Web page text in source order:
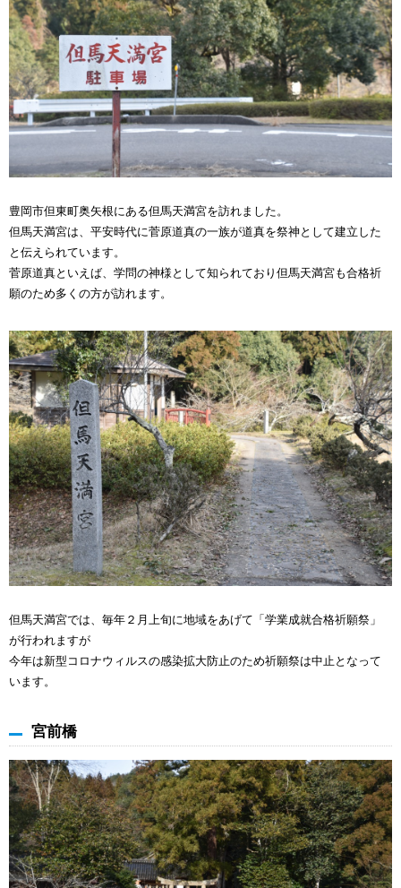
豊岡市但東町奥矢根にある但馬天満宮を訪れました。
但馬天満宮は、平安時代に菅原道真の一族が道真を祭神として建立した
と伝えられています。
菅原道真といえば、学問の神様として知られており但馬天満宮も合格祈
願のため多くの方が訪れます。
但馬天満宮では、毎年２月上旬に地域をあげて「学業成就合格祈願祭」
が行われますが
今年は新型コロナウィルスの感染拡大防止のため祈願祭は中止となって
います。
宮前橋